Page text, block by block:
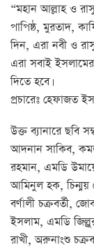
“মহান আল্লাহ ও
পাপিষ্ঠ, মুরতাদ,
দিন, এরা নবী ও
এরা সবাই
দিতে হবে।
প্রচারেঃ হেফাজত
উক্ত ব্যানারে ছবি
আদনান সাকিব,
রহমান, এমডি
আমিনুল হক, চিন্ময়
বর্ণালী চক্রবর্তী,
ইসলাম, এমডি
রাখী, অরুনাংশু